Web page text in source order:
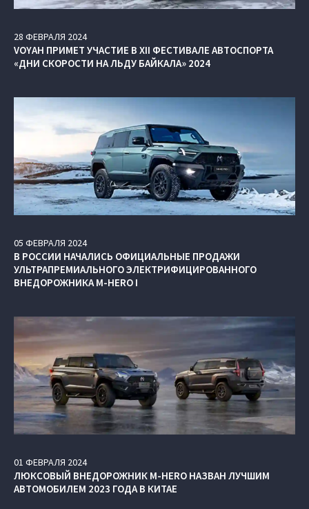
28 ФЕВРАЛЯ 2024
VOYAH ПРИМЕТ УЧАСТИЕ В XII ФЕСТИВАЛЕ АВТОСПОРТА
«ДНИ СКОРОСТИ НА ЛЬДУ БАЙКАЛА» 2024
05 ФЕВРАЛЯ 2024
В РОССИИ НАЧАЛИСЬ ОФИЦИАЛЬНЫЕ ПРОДАЖИ
УЛЬТРАПРЕМИАЛЬНОГО ЭЛЕКТРИФИЦИРОВАННОГО
ВНЕДОРОЖНИКА M‑HERO I
01 ФЕВРАЛЯ 2024
ЛЮКСОВЫЙ ВНЕДОРОЖНИК M‑HERO НАЗВАН ЛУЧШИМ
АВТОМОБИЛЕМ 2023 ГОДА В КИТАЕ